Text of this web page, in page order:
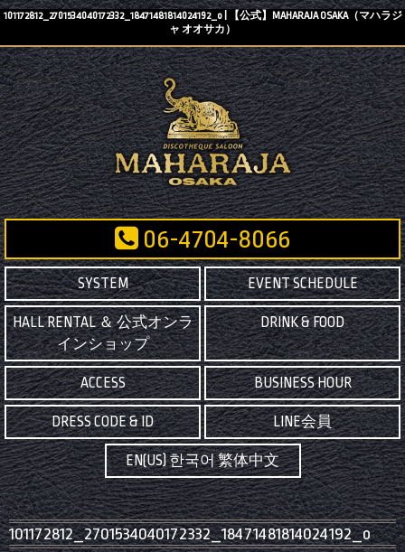
101172812_2701534040172332_18471481814024192_o | 【公式】MAHARAJA OSAKA（マハラジ
ャ オオサカ）
06-4704-8066
SYSTEM EVENT SCHEDULE
HALL RENTAL ＆ 公式オンラ
インショップ
DRINK & FOOD
ACCESS BUSINESS HOUR
DRESS CODE & ID LINE会員
EN(US) 한국어 繁体中文
101172812_2701534040172332_18471481814024192_o